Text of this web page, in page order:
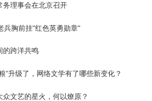
务理事会在北京召开
兵胸前挂"红色英勇勋章"
的跨洋共鸣
”升级了，网络文学有了哪些新变化？
文艺的星火，何以燎原？